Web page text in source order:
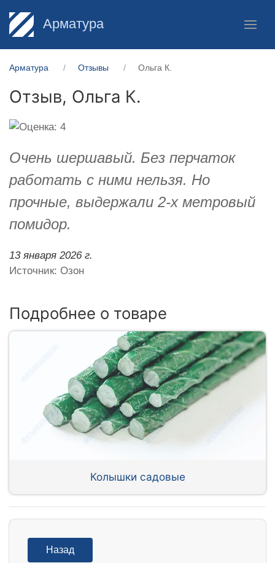
Арматура
Арматура Отзывы Ольга К.
Отзыв, Ольга К.
Очень шершавый. Без перчаток
работать с ними нельзя. Но
прочные, выдержали 2-х метровый
помидор.
13 января 2026 г.
Источник: Озон
Подробнее о товаре
Колышки садовые
Назад